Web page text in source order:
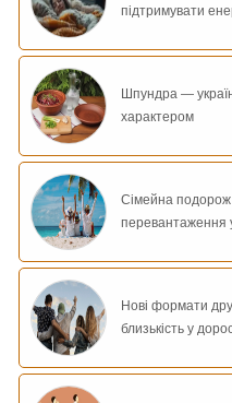
підтримувати
Шпундра —
характером
Сімейна подорож
перевантаження
Нові формати
близькість у